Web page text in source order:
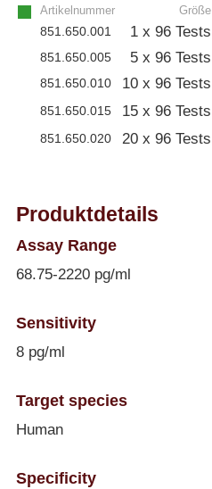
Artikelnummer Größe
851.650.001 1 x 96 Tests
851.650.005 5 x 96 Tests
851.650.010 10 x 96 Tests
851.650.015 15 x 96 Tests
851.650.020 20 x 96 Tests
Produktdetails
Assay Range
68.75-2220 pg/ml
Sensitivity
8 pg/ml
Target species
Human
Specificity